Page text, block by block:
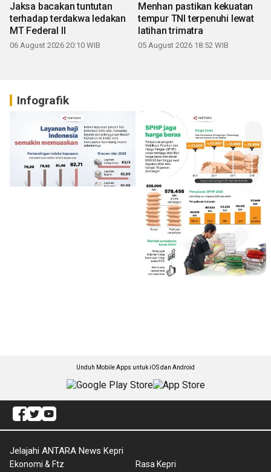
Jaksa bacakan tuntutan
terhadap terdakwa ledakan
MT Federal II
06 August 2026 20:10 WIB
Menhan pastikan kekuatan
tempur TNI terpenuhi lewat
latihan trimatra
05 August 2026 18:52 WIB
Infografik
Unduh Mobile Apps untuk iOS dan Android
Jelajahi ANTARA News Kepri
Ekonomi & Ftz Rasa Kepri